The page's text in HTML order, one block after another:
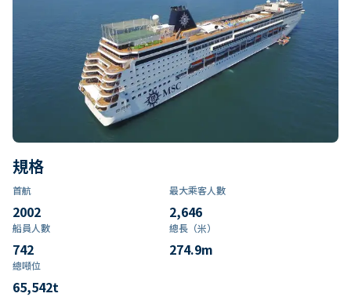
規格
首航
2002
最大乘客人數
2,646
船員人數
742
總長（米）
274.9m
總噸位
65,542t